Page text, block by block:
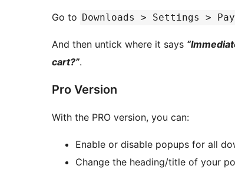
Go to Downloads > Settings >
And then untick where it says
cart?”.
Pro Version
With the PRO version, you can:
Enable or disable popups for all
Change the heading/title of your